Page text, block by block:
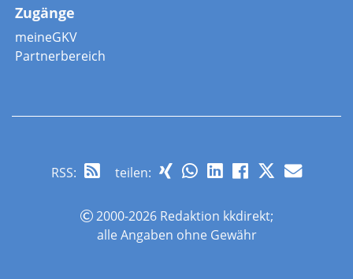
Zugänge
meineGKV
Partnerbereich
RSS: teilen:
2000-2026 Redaktion kkdirekt;
alle Angaben ohne Gewähr